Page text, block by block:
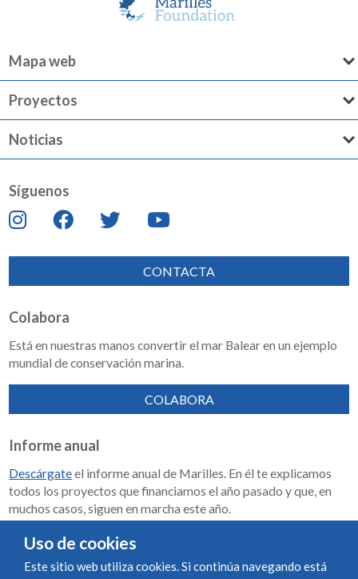
Mapa web
Proyectos
Noticias
Síguenos
CONTACTA
Colabora
Está en nuestras manos convertir el mar Balear en un ejemplo
mundial de conservación marina.
COLABORA
Informe anual
Descárgateel informe anual de Marilles. En él te explicamos
todos los proyectos que financiamos el año pasado y que, en
muchos casos, siguen en marcha este año.
Memoria de impacto 2018-2023
Uso de cookies
Este sitio web utiliza cookies. Si continúa navegando está